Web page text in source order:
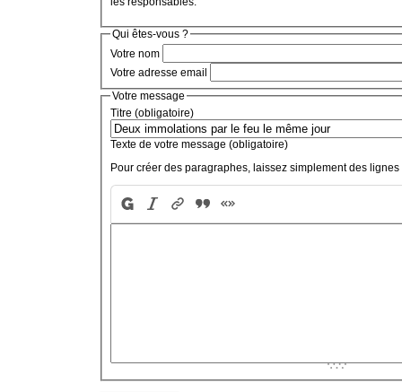
Qui êtes-vous ?
Votre nom
Votre adresse email
Votre message
Titre (obligatoire)
Texte de votre message (obligatoire)
Pour créer des paragraphes, laissez simplement des lignes